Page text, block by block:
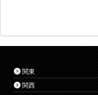
関東
関西